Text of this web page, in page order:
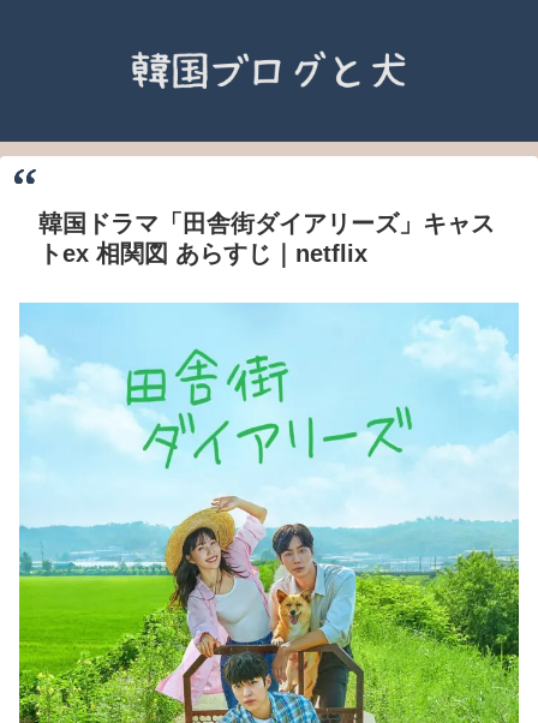
韓国ドラマ「田舎街ダイアリーズ」キャス
トex 相関図 あらすじ｜netflix